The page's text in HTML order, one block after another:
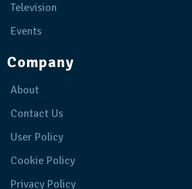
Television
Events
Company
About
Contact Us
User Policy
Cookie Policy
Privacy Policy